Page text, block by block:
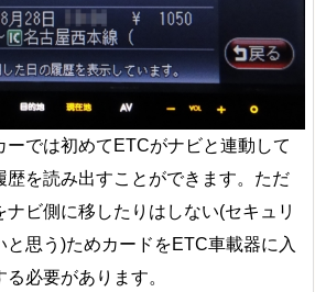
では初めてETCがナビと連動して
歴を読み出すことができます。ただ
ナビ側に移したりはしない(セキュリ
と思う)ためカードをETC車載器に入
必要があります。